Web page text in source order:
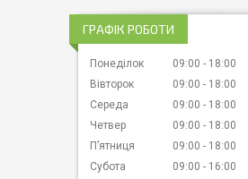
ГРАФІК РОБОТИ
Понеділок 09:00
18:00
Вівторок
09:00
18:00
Середа
09:00
18:00
Четвер
09:00
18:00
Пʼятниця
09:00
18:00
Субота
09:00
16:00